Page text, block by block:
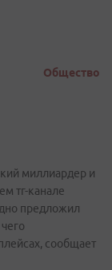
Общество
миллиардер и
тг-канале
предложил
сообщает